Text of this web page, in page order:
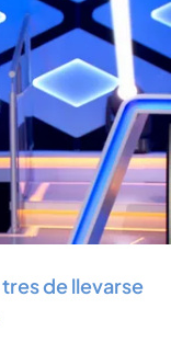
a los 60.000
clasificatoria’
de llevarse